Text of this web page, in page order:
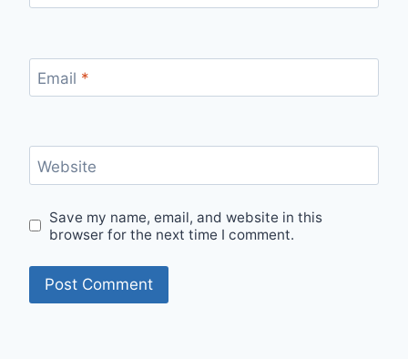
Email *
Website
Save my name, email, and website in this
browser for the next time I comment.